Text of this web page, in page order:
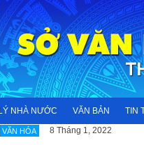
NHÀ NƯỚC VĂN BẢN TIN
VĂN HÓA 8 Tháng 1, 2022